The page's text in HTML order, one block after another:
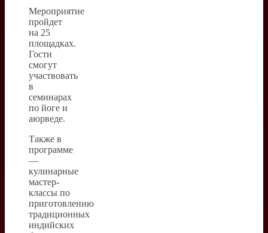
Мероприятие
пройдет
на 25
площадках.
Гости
смогут
участвовать
в
семинарах
по йоге и
аюрведе.
Также в
программе
—
кулинарные
мастер-
классы по
приготовлению
традиционных
индийских